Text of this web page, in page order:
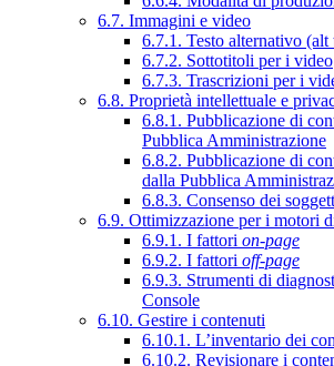
6.7. Immagini e video
6.7.1. Testo alternativo
6.7.2. Sottotitoli per i video
6.7.3. Trascrizioni per i
6.8. Proprietà intellettuale e
6.8.1. Pubblicazione di
Pubblica Amministrazione
6.8.2. Pubblicazione di
dalla Pubblica
6.8.3. Consenso dei
6.9. Ottimizzazione per i motori
6.9.1. I fattori on-page
6.9.2. I fattori off-page
6.9.3. Strumenti di
Console
6.10. Gestire i contenuti
6.10.1. L’inventario dei
6.10.2. Revisionare i